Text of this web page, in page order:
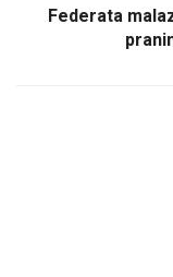
Federata